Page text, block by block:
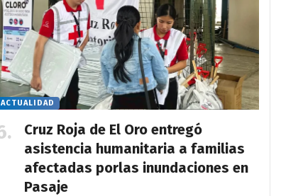
ACTUALIDAD
Cruz Roja de El Oro entregó
asistencia humanitaria a familias
afectadas porlas inundaciones en
Pasaje